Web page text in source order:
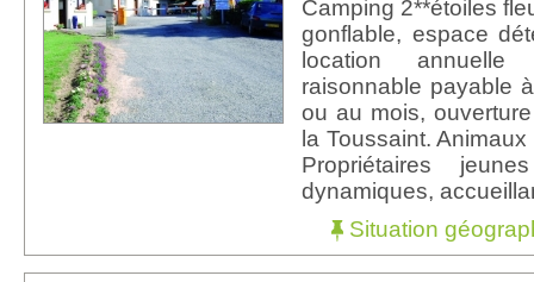
Camping 2**étoiles
gonflable, espace
location annuelle
raisonnable payable
ou au mois,
la Toussaint.
Propriétaires
dynamiques,
Situation